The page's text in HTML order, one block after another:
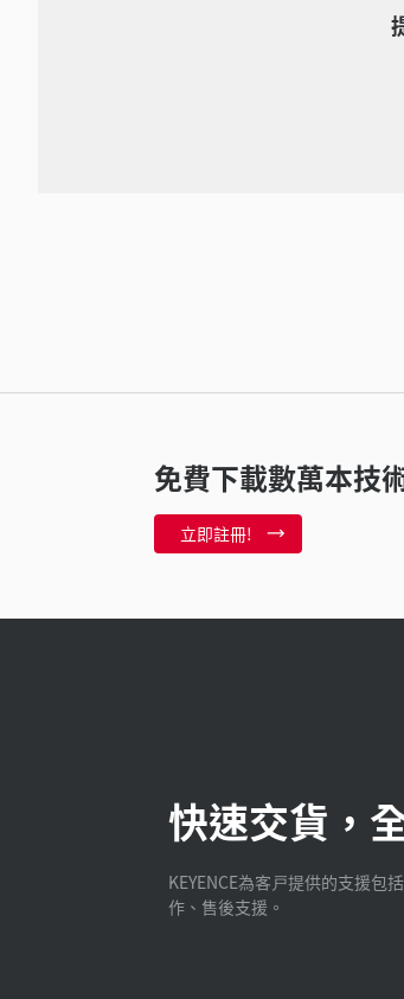
免費下載數萬本技
立即註冊!
快速交貨，
KEYENCE為客戸提供的支援包
作、售後支援。